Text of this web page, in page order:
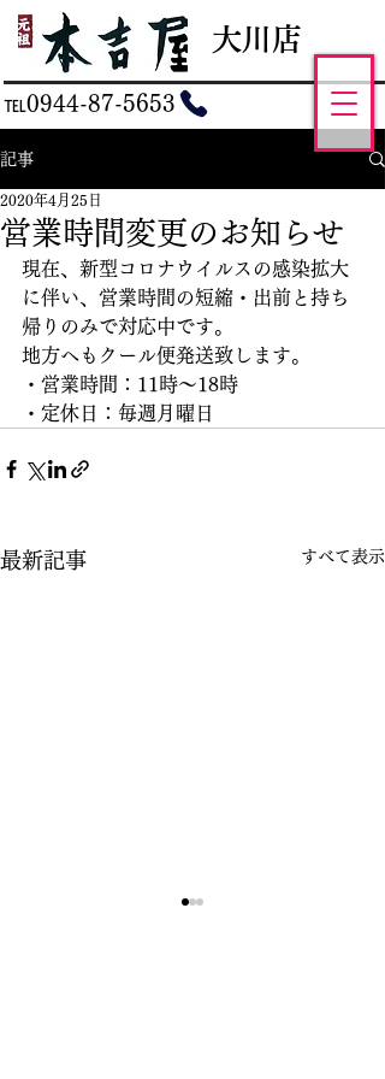
大川店
℡0944-87-5653
記事
営業時間変更のお知らせ
2020年4月25日
現在、新型コロナウイルスの感染拡大
に伴い、営業時間の短縮・出前と持ち
帰りのみで対応中です。
地方へもクール便発送致します。
・営業時間：11時～18時
・定休日：毎週月曜日
最新記事 すべて表示